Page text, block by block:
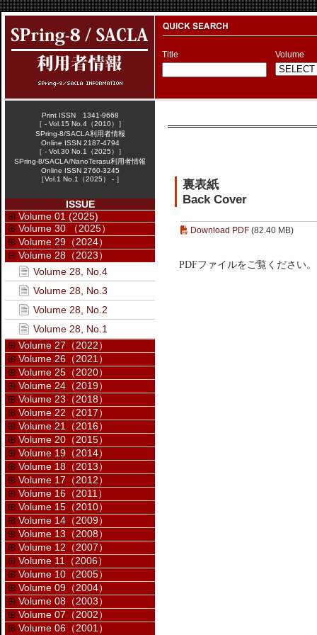
Title Volume
裏表紙
Back Cover
Download PDF (82.40 MB)
PDFファイルをご覧ください。
Print ISSN 1341-9668
［ - Vol.15 No.4（2010）］
SPring-8/SACLA利用者情報
Online ISSN 2187-4794
［ - Vol.30 No.1（2025）］
SPring-8/SACLA/NanoTerasu利用者情報
Online ISSN 2760-3245
［Vol.1 No.1（2025） - ］
ISSUE
Volume 01 (2025)
Volume 30 （2025）
Volume 29（2024）
Volume 28（2023）
Volume 28, No.4
Volume 28, No.3
Volume 28, No.2
Volume 28, No.1
Volume 27（2022）
Volume 26（2021）
Volume 25（2020）
Volume 24（2019）
Volume 23（2018）
Volume 22（2017）
Volume 21（2016）
Volume 20（2015）
Volume 19（2014）
Volume 18（2013）
Volume 17（2012）
Volume 16（2011）
Volume 15（2010）
Volume 14（2009）
Volume 13（2008）
Volume 12（2007）
Volume 11（2006）
Volume 10（2005）
Volume 09（2004）
Volume 08（2003）
Volume 07（2002）
Volume 06（2001）